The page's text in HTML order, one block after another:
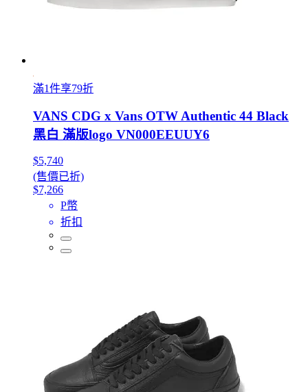
滿1件享79折
VANS CDG x Vans OTW Authentic 44 Black
黑白 滿版logo VN000EEUUY6
$5,740
(售價已折)
$7,266
P幣
折扣